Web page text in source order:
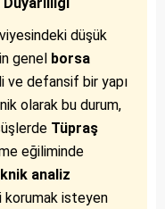
düşük
genel borsa
ve defansif bir yapı
olarak bu durum,
Tüpraş
eğiliminde
analiz
korumak isteyen